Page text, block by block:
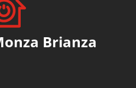
Brianza